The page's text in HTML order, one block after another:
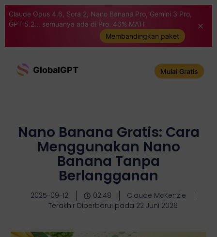
Claude Opus 4.6, Sora 2, Nano Banana Pro, Gemini 3 Pro,
GPT 5.2... semuanya ada di Pro. 46% MATI
Membandingkan paket
GlobalGPT Mulai Gratis
Nano Banana Gratis: Cara
Menggunakan Nano
Banana Tanpa
Berlangganan
2025-09-12 02:48
Claude McKenzie
Terakhir Diperbarui pada 22 Juni 2026